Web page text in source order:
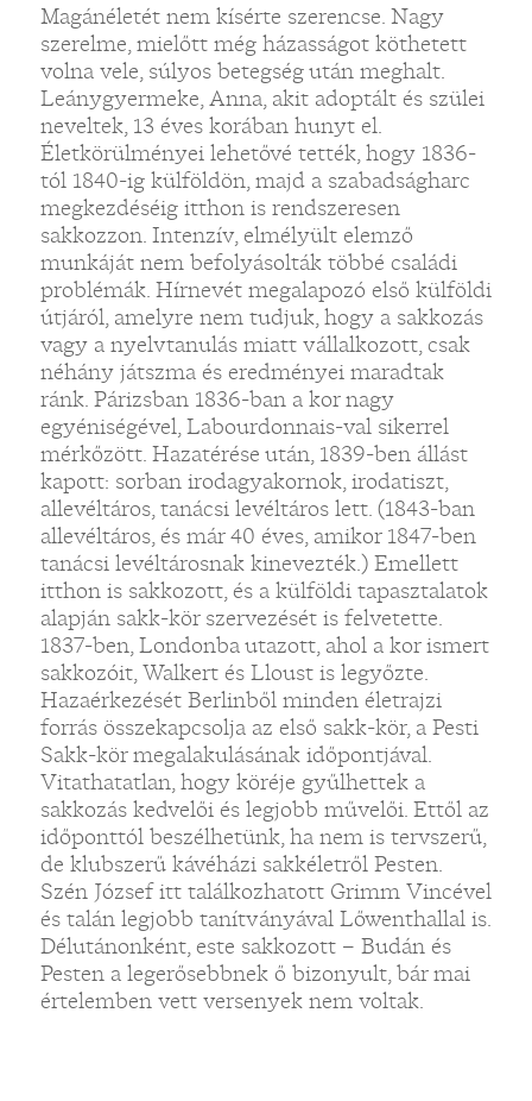
Magánéletét nem kísérte szerencse. Nagy
szerelme, mielőtt még házasságot köthetett
volna vele, súlyos betegség után meghalt.
Leánygyermeke, Anna, akit adoptált és szülei
neveltek, 13 éves korában hunyt el.
Életkörülményei lehetővé tették, hogy 1836-
tól 1840-ig külföldön, majd a szabadságharc
megkezdéséig itthon is rendszeresen
sakkozzon. Intenzív, elmélyült elemző
munkáját nem befolyásolták többé családi
problémák. Hírnevét megalapozó első külföldi
útjáról, amelyre nem tudjuk, hogy a sakkozás
vagy a nyelvtanulás miatt vállalkozott, csak
néhány játszma és eredményei maradtak
ránk. Párizsban 1836-ban a kor nagy
egyéniségével, Labourdonnais-val sikerrel
mérkőzött. Hazatérése után, 1839-ben állást
kapott: sorban irodagyakornok, irodatiszt,
allevéltáros, tanácsi levéltáros lett. (1843-ban
allevéltáros, és már 40 éves, amikor 1847-ben
tanácsi levéltárosnak kinevezték.) Emellett
itthon is sakkozott, és a külföldi tapasztalatok
alapján sakk-kör szervezését is felvetette.
1837-ben, Londonba utazott, ahol a kor ismert
sakkozóit, Walkert és Lloust is legyőzte.
Hazaérkezését Berlinből minden életrajzi
forrás összekapcsolja az első sakk-kör, a Pesti
Sakk-kör megalakulásának időpontjával.
Vitathatatlan, hogy köréje gyűlhettek a
sakkozás kedvelői és legjobb művelői. Ettől az
időponttól beszélhetünk, ha nem is tervszerű,
de klubszerű kávéházi sakkéletről Pesten.
Szén József itt találkozhatott Grimm Vincével
és talán legjobb tanítványával Lőwenthallal is.
Délutánonként, este sakkozott – Budán és
Pesten a legerősebbnek ő bizonyult, bár mai
értelemben vett versenyek nem voltak.